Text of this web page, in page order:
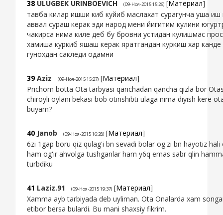
38 ULUGBEK URINBOEVICH (09-Ноя-2015 15:26) [Материал]
тавба килар ишши киб куйиб маслахат сурагунча уша
аввал сураш керак эди народ мени йигитим кулини
чакирса нима киле деб бу бровни устидан кулишмас
хамиша куркиб яшаш керак яратгандан куркиш хар
гунохдан сакледи одамни
39 Aziz (09-Ноя-2015 15:27) [Материал]
Prichom botta Ota tarbyasi qanchadan qancha qizla bor
chiroyli oylani bekasi bob otirishibti ulaga nima diyish kere
buyam?
40 Janob (09-Ноя-2015 16:28) [Материал]
6zi 1gap boru qiz qulag'i bn sevadi bolar og'zi bn hayotiz hali
ham og'ir ahvolga tushganlar ham y6q emas sabr qlin
turbdiku
41 Laziz.91 (09-Ноя-2015 19:37) [Материал]
Xamma ayb tarbiyada deb uyliman. Ota Onalarda xam
etibor bersa bulardi. Bu mani shaxsiy fikrim.